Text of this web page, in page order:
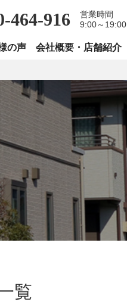
464-916
営業時間
9:00～19:00
の声 会社概要・店舗紹介
覧